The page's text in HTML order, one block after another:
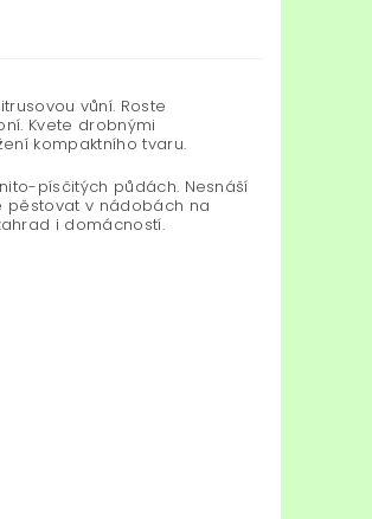
vůní. Roste
Kvete drobnými
kompaktního tvaru.
písčitých půdách. Nesnáší
pěstovat v nádobách na
i domácností.